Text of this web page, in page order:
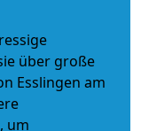
über große
Esslingen am
, um